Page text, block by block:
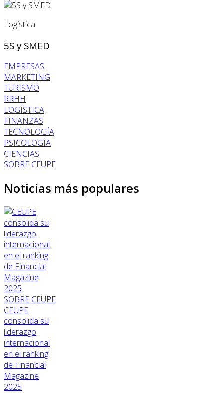
Logística
5S y SMED
EMPRESAS
MARKETING
TURISMO
RRHH
LOGÍSTICA
FINANZAS
TECNOLOGÍA
PSICOLOGÍA
CIENCIAS
SOBRE CEUPE
Noticias más populares
SOBRE CEUPE
CEUPE
consolida su
liderazgo
internacional
en el ranking
de Financial
Magazine
2025